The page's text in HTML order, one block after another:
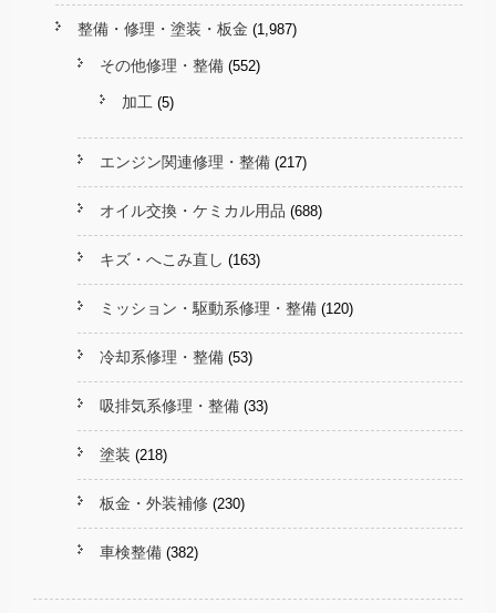
整備・修理・塗装・板金 (1,987)
その他修理・整備 (552)
加工 (5)
エンジン関連修理・整備 (217)
オイル交換・ケミカル用品 (688)
キズ・へこみ直し (163)
ミッション・駆動系修理・整備 (120)
冷却系修理・整備 (53)
吸排気系修理・整備 (33)
塗装 (218)
板金・外装補修 (230)
車検整備 (382)